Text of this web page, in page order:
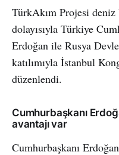
TürkAkım Projesi deniz
dolayısıyla Türkiye
Erdoğan ile Rusya
katılımıyla İstanbul
düzenlendi.
Cumhurbaşkanı
avantajı var
Cumhurbaşkanı